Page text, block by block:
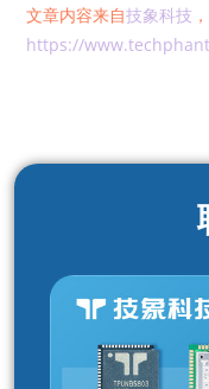
文章内容来自技象科技
https://